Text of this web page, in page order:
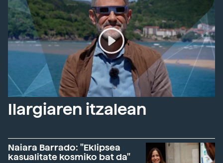
Ilargiaren itzalean
Naiara Barrado: "Eklipsea
kasualitate kosmiko bat da"